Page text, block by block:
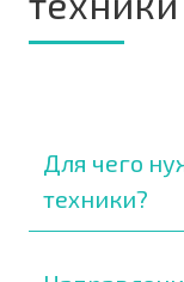
Для чего
техники?